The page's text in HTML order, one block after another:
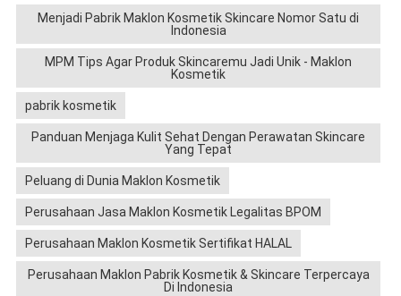
Menjadi Pabrik Maklon Kosmetik Skincare Nomor Satu di
Indonesia
MPM Tips Agar Produk Skincaremu Jadi Unik - Maklon
Kosmetik
pabrik kosmetik
Panduan Menjaga Kulit Sehat Dengan Perawatan Skincare
Yang Tepat
Peluang di Dunia Maklon Kosmetik
Perusahaan Jasa Maklon Kosmetik Legalitas BPOM
Perusahaan Maklon Kosmetik Sertifikat HALAL
Perusahaan Maklon Pabrik Kosmetik & Skincare Terpercaya
Di Indonesia